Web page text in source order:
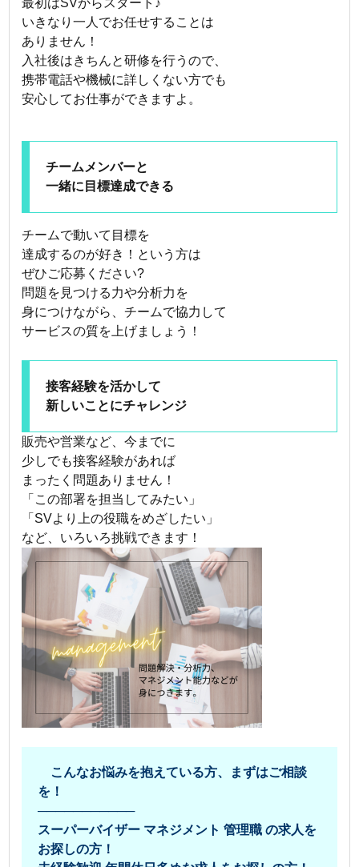
いきなり一人でお任せすることは
ありません！
入社後はきちんと研修を行うので、
携帯電話や機械に詳しくない方でも
安心してお仕事ができますよ。
チームメンバーと
一緒に目標達成できる
チームで動いて目標を
達成するのが好き！という方は
ぜひご応募ください?
問題を見つける力や分析力を
身につけながら、チームで協力して
サービスの質を上げましょう！
接客経験を活かして
新しいことにチャレンジ
販売や営業など、今までに
少しでも接客経験があれば
まったく問題ありません！
「この部署を担当してみたい」
「SVより上の役職をめざしたい」
など、いろいろ挑戦できます！
こんなお悩みを抱えている方、まずはご相談
を！
───────────
スーパーバイザー マネジメント 管理職 の求人を
お探しの方！